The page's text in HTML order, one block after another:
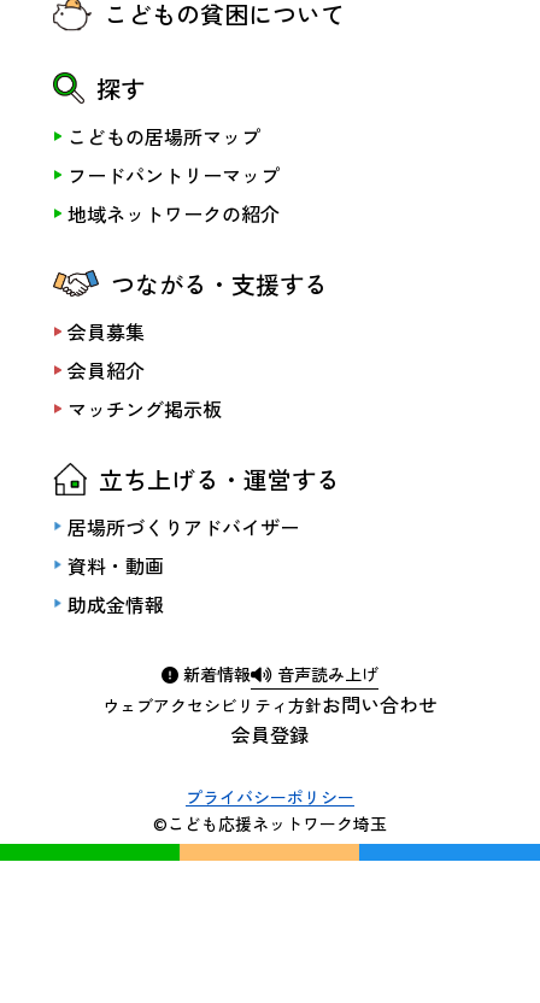
新着情報 音声読み上げ
会員登録
お問い合わせ
ウェブアクセシビリティ方針
こどもの貧困について
探す
こどもの居場所マップ
フードパントリーマップ
地域ネットワークの紹介
つながる・支援する
会員募集
会員紹介
マッチング掲示板
立ち上げる・運営する
居場所づくりアドバイザー
資料・動画
助成金情報
プライバシーポリシー
©こども応援ネットワーク埼玉